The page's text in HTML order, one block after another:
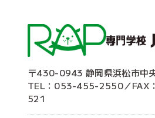
〒430-0943 静岡県浜松市中
TEL：053-455-2550／FAX
521